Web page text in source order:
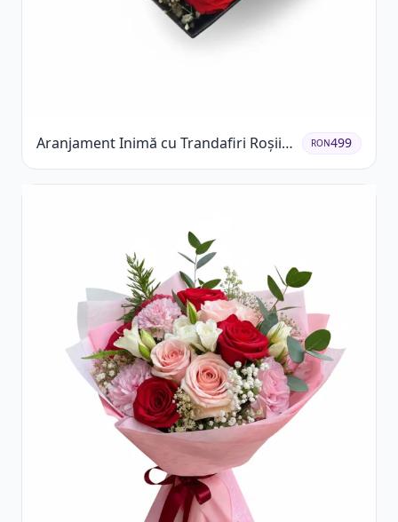
Aranjament Inimă cu Trandafiri Roșii
și Floarea Miresei
RON499